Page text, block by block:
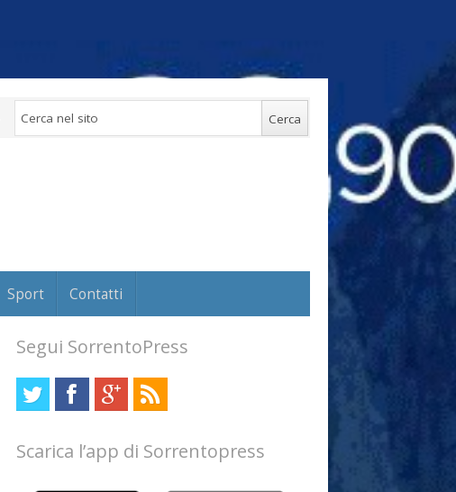
Sport Contatti
Segui SorrentoPress
Scarica l’app di Sorrentopress